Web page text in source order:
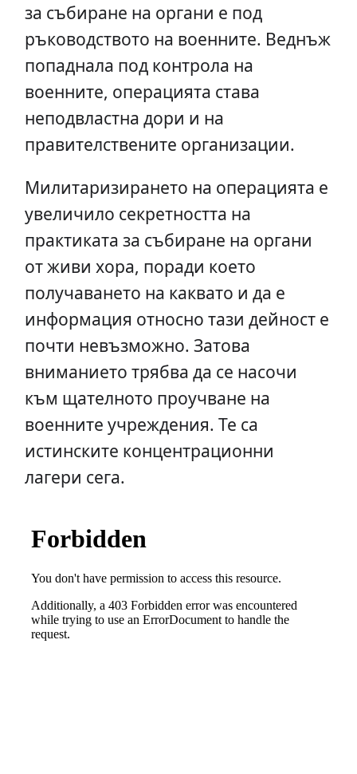
за събиране на органи е под
ръководството на военните. Веднъж
попаднала под контрола на
военните, операцията става
неподвластна дори и на
правителствените организации.
Милитаризирането на операцията е
увеличило секретността на
практиката за събиране на органи
от живи хора, поради което
получаването на каквато и да е
информация относно тази дейност е
почти невъзможно. Затова
вниманието трябва да се насочи
към щателното проучване на
военните учреждения. Те са
истинските концентрационни
лагери сега.